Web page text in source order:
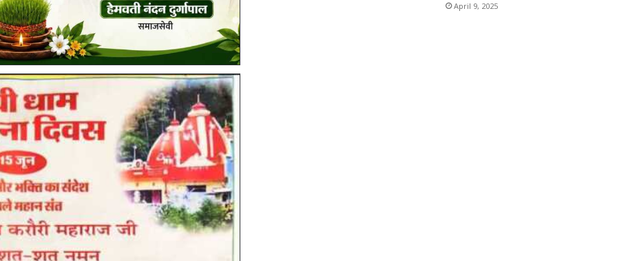
April 9, 2025